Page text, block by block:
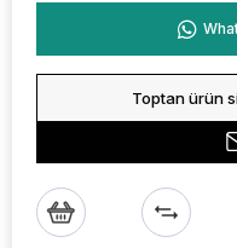
Toptan ürün